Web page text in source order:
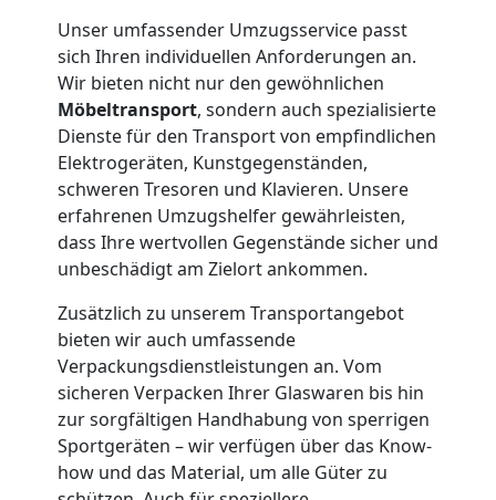
Unser umfassender Umzugsservice passt
sich Ihren individuellen Anforderungen an.
Wir bieten nicht nur den gewöhnlichen
Möbeltransport, sondern auch spezialisierte
Dienste für den Transport von empfindlichen
Elektrogeräten, Kunstgegenständen,
schweren Tresoren und Klavieren. Unsere
erfahrenen Umzugshelfer gewährleisten,
dass Ihre wertvollen Gegenstände sicher und
unbeschädigt am Zielort ankommen.
Zusätzlich zu unserem Transportangebot
bieten wir auch umfassende
Verpackungsdienstleistungen an. Vom
sicheren Verpacken Ihrer Glaswaren bis hin
zur sorgfältigen Handhabung von sperrigen
Sportgeräten – wir verfügen über das Know-
how und das Material, um alle Güter zu
Neustadt
Mini
Umzug
Wiener
Neustadt
Umzug
Mann